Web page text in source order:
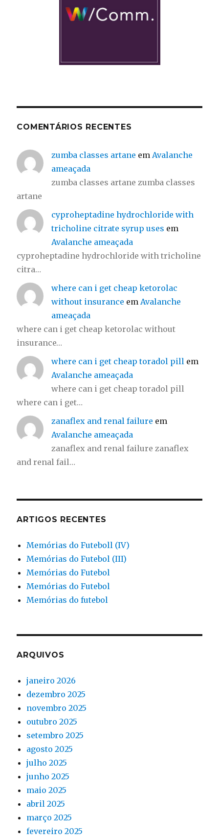
COMENTÁRIOS RECENTES
zumba classes artane em Avalanche
ameaçada
zumba classes artane zumba classes
artane
cyproheptadine hydrochloride with
tricholine citrate syrup uses em
Avalanche ameaçada
cyproheptadine hydrochloride with tricholine
citra…
where can i get cheap ketorolac
without insurance em Avalanche
ameaçada
where can i get cheap ketorolac without
insurance…
where can i get cheap toradol pill em
Avalanche ameaçada
where can i get cheap toradol pill
where can i get…
zanaflex and renal failure em
Avalanche ameaçada
zanaflex and renal failure zanaflex
and renal fail…
ARTIGOS RECENTES
Memórias do Futeboll (IV)
Memórias do Futebol (III)
Memórias do Futebol
Memórias do Futebol
Memórias do futebol
ARQUIVOS
janeiro 2026
dezembro 2025
novembro 2025
outubro 2025
setembro 2025
agosto 2025
julho 2025
junho 2025
maio 2025
abril 2025
março 2025
fevereiro 2025